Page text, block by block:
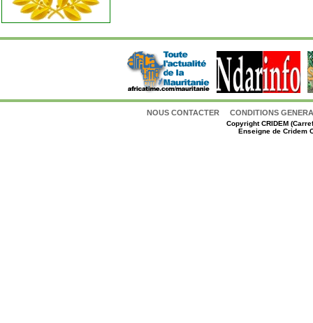
NOUS CONTACTER CONDITIONS
CopyrightCRIDEM
Enseigne de Cridem